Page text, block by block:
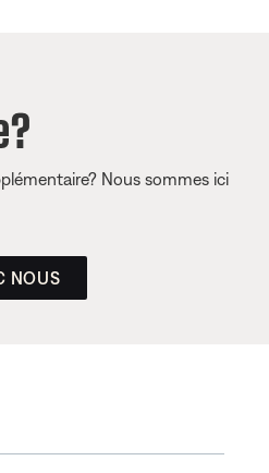
Nous sommes ici
NOUS